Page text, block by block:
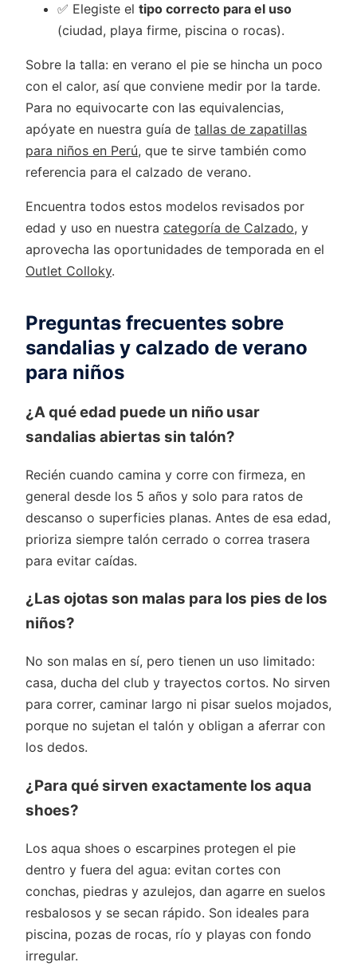
✅ Elegiste el tipo correcto para el uso
(ciudad, playa firme, piscina o rocas).
Sobre la talla: en verano el pie se hincha un poco
con el calor, así que conviene medir por la tarde.
Para no equivocarte con las equivalencias,
apóyate en nuestra guía de tallas de zapatillas
para niños en Perú, que te sirve también como
referencia para el calzado de verano.
Encuentra todos estos modelos revisados por
edad y uso en nuestra categoría de Calzado, y
aprovecha las oportunidades de temporada en el
Outlet Colloky.
Preguntas frecuentes sobre
sandalias y calzado de verano
para niños
¿A qué edad puede un niño usar
sandalias abiertas sin talón?
Recién cuando camina y corre con firmeza, en
general desde los 5 años y solo para ratos de
descanso o superficies planas. Antes de esa edad,
prioriza siempre talón cerrado o correa trasera
para evitar caídas.
¿Las ojotas son malas para los pies de los
niños?
No son malas en sí, pero tienen un uso limitado:
casa, ducha del club y trayectos cortos. No sirven
para correr, caminar largo ni pisar suelos mojados,
porque no sujetan el talón y obligan a aferrar con
los dedos.
¿Para qué sirven exactamente los aqua
shoes?
Los aqua shoes o escarpines protegen el pie
dentro y fuera del agua: evitan cortes con
conchas, piedras y azulejos, dan agarre en suelos
resbalosos y se secan rápido. Son ideales para
piscina, pozas de rocas, río y playas con fondo
irregular.